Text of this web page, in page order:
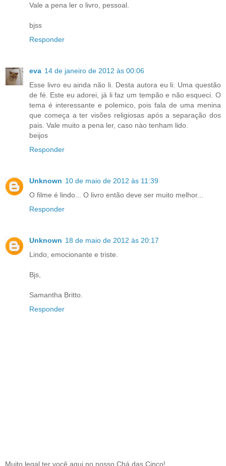
Vale a pena ler o livro, pessoal.
bjss
Responder
eva 14 de janeiro de 2012 às 00:06
Esse livro eu ainda não li. Desta autora eu li: Uma questão
de fé. Este eu adorei, já li faz um tempão e não esqueci. O
tema é interessante e polemico, pois fala de uma menina
que começa a ter visões religiosas após a separação dos
pais. Vale muito a pena ler, caso nào tenham lido.
beijos
Responder
Unknown 10 de maio de 2012 às 11:39
O filme é lindo... O livro então deve ser muito melhor...
Responder
Unknown 18 de maio de 2012 às 20:17
Lindo, emocionante e triste.
Bjs,
Samantha Britto.
Responder
Muito legal ter você aqui no nosso Chá das Cinco!